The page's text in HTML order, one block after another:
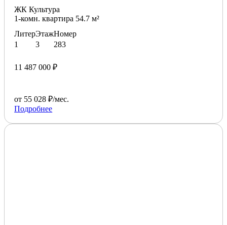
ЖК Культура
1-комн. квартира 54.7 м²
Литер
1
Этаж
3
Номер
283
11 487 000 ₽
от 55 028 ₽/мес.
Подробнее